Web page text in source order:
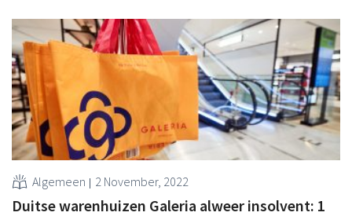
Algemeen 2 November, 2022
Duitse warenhuizen Galeria alweer insolvent: 1